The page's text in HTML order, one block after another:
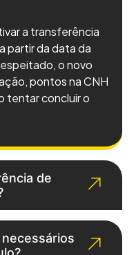
a transferência
partir da data da
o novo
pontos na CNH
tentar concluir o
de